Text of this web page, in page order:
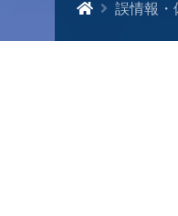
誤情報・